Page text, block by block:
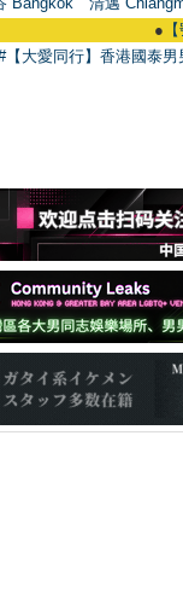
【號
【大愛同行】香港國泰男